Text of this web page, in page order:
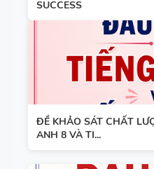
SUCCESS
ĐỀ KHẢO SÁT CHẤT
ANH 8 VÀ TI...